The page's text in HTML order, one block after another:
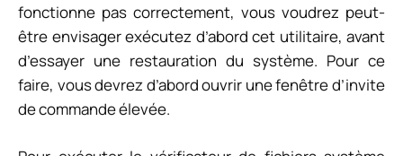
fonctionne pas correctement, vous voudrez peut-
être envisager exécutez d’abord cet utilitaire, avant
d’essayer une restauration du système. Pour ce
faire, vous devrez d’abord ouvrir une fenêtre d’invite
de commande élevée.